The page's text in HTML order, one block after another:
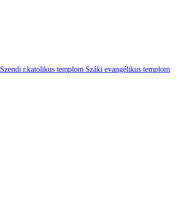
Szendi r.katolikus templom Száki evangélikus templom